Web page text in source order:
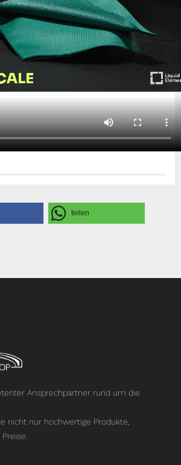
teilen
Ansprechpartner rund um die
nicht nur hochwertige Produkte,